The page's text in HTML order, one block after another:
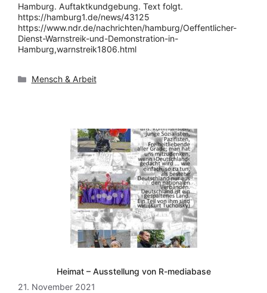
Hamburg. Auftaktkundgebung. Text folgt.
https://hamburg1.de/news/43125
https://www.ndr.de/nachrichten/hamburg/Oeffentlicher-
Dienst-Warnstreik-und-Demonstration-in-
Hamburg,warnstreik1806.html
Kategorien
Mensch & Arbeit
Heimat – Ausstellung von R-mediabase
21. November 2021